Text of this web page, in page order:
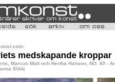
medskapande kroppar
Marcus Matt och Hertha Hanson, NO. 60-
Slöör